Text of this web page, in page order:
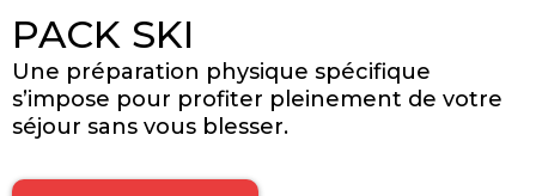
PACK SKI
Une préparation physique spécifique
s’impose pour profiter pleinement de votre
séjour sans vous blesser.